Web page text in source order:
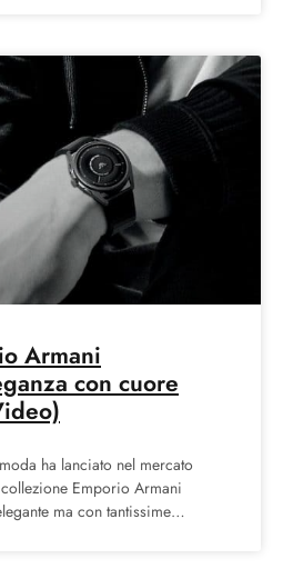
Armani
con cuore
ha lanciato nel mercato
Emporio Armani
ma con tantissime